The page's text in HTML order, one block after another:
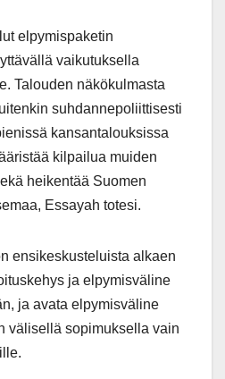
elpymispaketin
vaikutuksella
Talouden näkökulmasta
suhdannepoliittisesti
kansantalouksissa
kilpailua muiden
heikentää Suomen
Essayah totesi.
ensikeskusteluista alkaen
ja elpymisväline
ja avata elpymisväline
välisellä sopimuksella vain